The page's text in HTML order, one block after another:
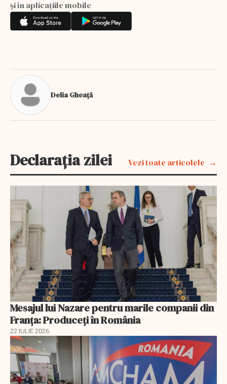
și în aplicațiile mobile
Delia Gheață
Declarația zilei Vezi toate articolele
Mesajul lui Nazare pentru marile companii din
Franța: Produceți în România
22 IULIE 2026